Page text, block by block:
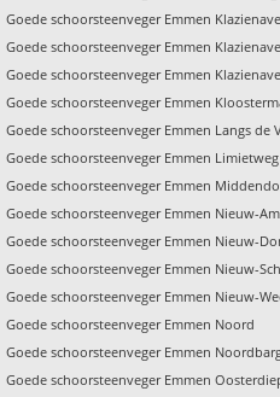
Goede schoorsteenveger Emmen
Goede schoorsteenveger Emmen
Goede schoorsteenveger Emmen
Goede schoorsteenveger Emmen
Goede schoorsteenveger Emmen Langs de
Goede schoorsteenveger Emmen Limietweg
Goede schoorsteenveger Emmen
Goede schoorsteenveger Emmen Nieuw-
Goede schoorsteenveger Emmen Nieuw-
Goede schoorsteenveger Emmen Nieuw-
Goede schoorsteenveger Emmen Nieuw-
Goede schoorsteenveger Emmen Noord
Goede schoorsteenveger Emmen
Goede schoorsteenveger Emmen